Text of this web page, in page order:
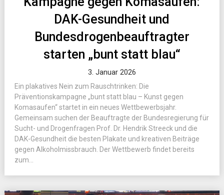
DAK-Gesundheit und
Bundesdrogenbeauftragter
starten „bunt statt blau“
3. Januar 2026
Ein plakatives Nein zum Rauschtrinken: Die
Präventionskampagne „bunt statt blau – Kunst gegen
Komasaufen“ startet in ein neues Wettbewerbsjahr.
Gemeinsam suchen der Beauftragte der Bundesregierung für
Sucht- und Drogenfragen Prof. Dr. Hendrik Streeck und die
DAK-Gesundheit die besten Plakate und kreativen Beiträge
gegen Alkoholmissbrauch. Der Wettbewerb findet bereits
zum...